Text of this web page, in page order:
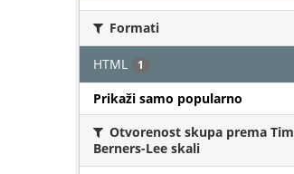
Formati
HTML 1
Prikaži samo popularno
Otvorenost skupa prema Tim
Berners-Lee skali